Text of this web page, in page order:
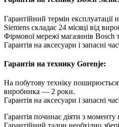
Гарантійний термін експлуатації
Siemens складає 24 місяці від
Фірмової мережі магазинів Bosch
Гарантія на аксесуари і запасні
Гарантія на технику Gorenje:
На побутову техніку поширюється
виробника — 2 роки.
Гарантія на аксесуари і запасні
Гарантія починає діяти з моменту